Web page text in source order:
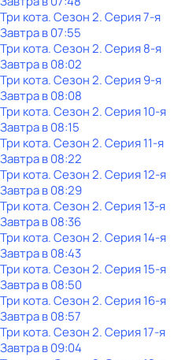
Три кота. Сезон 2. Серия 7-я
Завтра в 07:55
Три кота. Сезон 2. Серия 8-я
Завтра в 08:02
Три кота. Сезон 2. Серия 9-я
Завтра в 08:08
Три кота. Сезон 2. Серия 10-я
Завтра в 08:15
Три кота. Сезон 2. Серия 11-я
Завтра в 08:22
Три кота. Сезон 2. Серия 12-я
Завтра в 08:29
Три кота. Сезон 2. Серия 13-я
Завтра в 08:36
Три кота. Сезон 2. Серия 14-я
Завтра в 08:43
Три кота. Сезон 2. Серия 15-я
Завтра в 08:50
Три кота. Сезон 2. Серия 16-я
Завтра в 08:57
Три кота. Сезон 2. Серия 17-я
Завтра в 09:04